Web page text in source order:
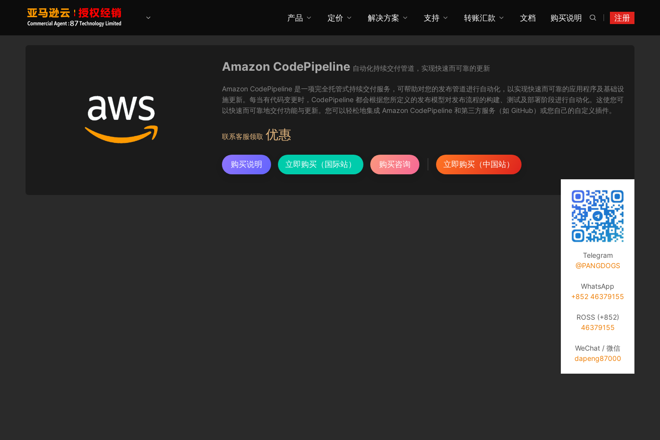
注册

产品 定价 解决方案 支持 转账汇款 文档 购买说明
Amazon CodePipeline 自动化持续交付管道，实现快速而可靠的更新
Amazon CodePipeline 是一项完全托管式持续交付服务，可帮助对您的发布管道进行自动化，以实现快速而可靠的应用程序及基础设
施更新。每当有代码变更时，CodePipeline 都会根据您所定义的发布模型对发布流程的构建、测试及部署阶段进行自动化。这使您可
以快速而可靠地交付功能与更新。您可以轻松地集成 Amazon CodePipeline 和第三方服务（如 GitHub）或您自己的自定义插件。
联系客服领取 优惠
购买说明 立即购买（国际站） 购买咨询 立即购买（中国站）
Telegram
@PANGDOGS
WhatsApp
+852 46379155
ROSS (+852)
46379155
WeChat / 微信
dapeng87000